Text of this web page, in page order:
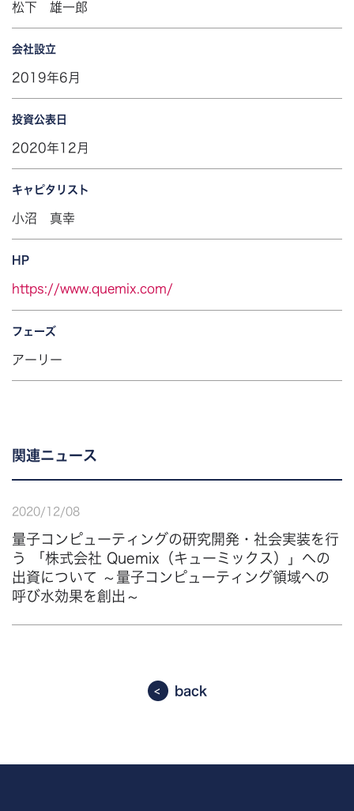
松下 雄一郎
会社設立
2019年6月
投資公表日
2020年12月
キャピタリスト
小沼 真幸
HP
https://www.quemix.com/
フェーズ
アーリー
関連ニュース
2020/ 12 /08
量子コンピューティングの研究開発・社会実装を行
う 「株式会社 Quemix（キューミックス）」への
出資について ～量子コンピューティング領域への
呼び水効果を創出～
back